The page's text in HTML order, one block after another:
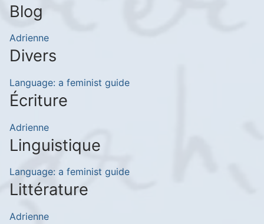
Blog
Adrienne
Divers
Language: a feminist guide
Écriture
Adrienne
Linguistique
Language: a feminist guide
Littérature
Adrienne